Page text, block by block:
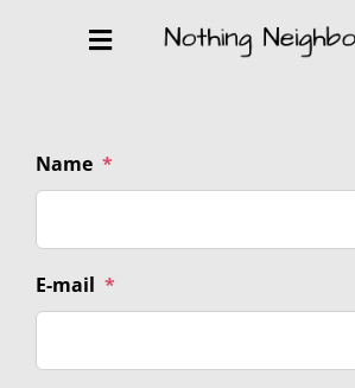
Toggle
KINDER
Sozialenmedien
Name *
E-mail *